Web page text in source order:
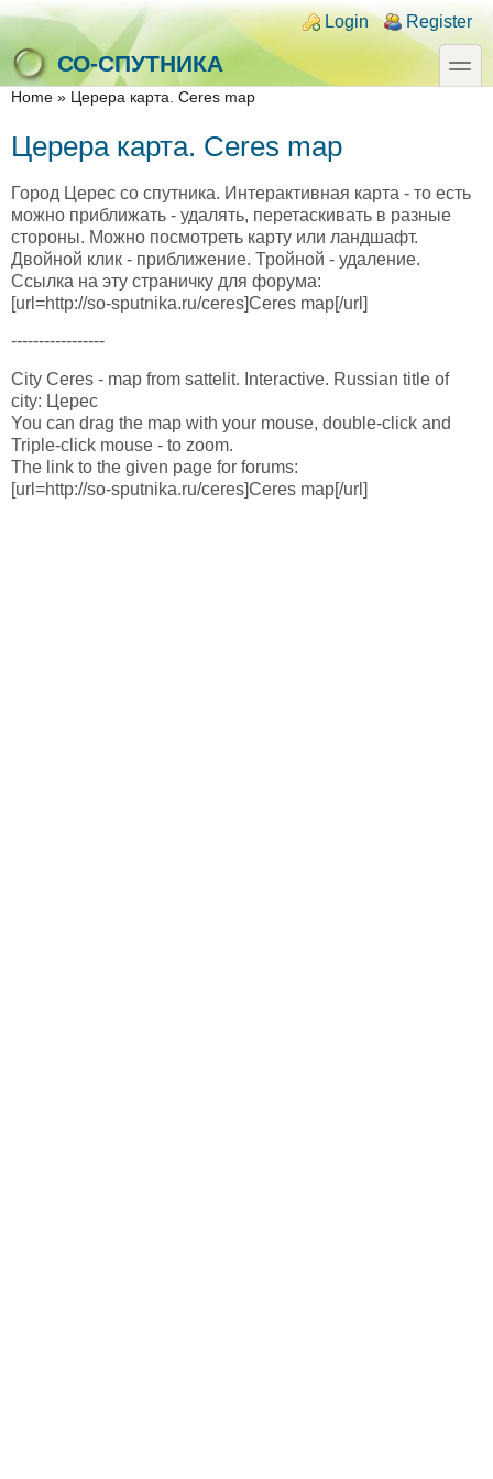
Skip to main content
Skip to search
Login links
Login Register
СО-СПУТНИКА
toggle
You are here
Home » Церера карта. Ceres map
Церера карта. Ceres map
Город Церес со спутника. Интерактивная карта - то есть
можно приближать - удалять, перетаскивать в разные
стороны. Можно посмотреть карту или ландшафт.
Двойной клик - приближение. Тройной - удаление.
Ссылка на эту страничку для форума:
[url=http://so-sputnika.ru/ceres]Ceres map[/url]
-----------------
City Ceres - map from sattelit. Interactive. Russian title of
city: Церес
You can drag the map with your mouse, double-click and
Triple-click mouse - to zoom.
The link to the given page for forums:
[url=http://so-sputnika.ru/ceres]Ceres map[/url]